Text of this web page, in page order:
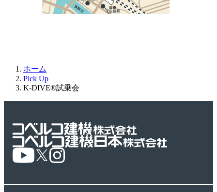
ホーム
Pick Up
K-DIVE®試乗会